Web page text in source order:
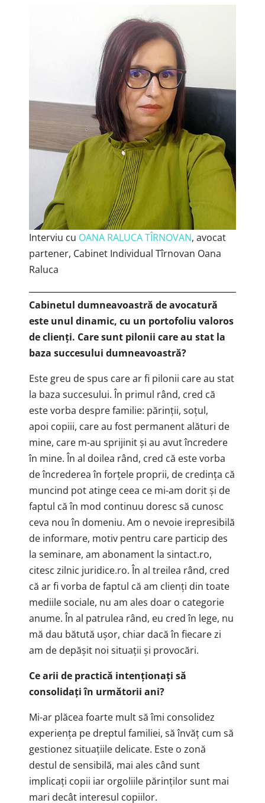
Interviu cu OANA RALUCA TÎRNOVAN, avocat
partener, Cabinet Individual Tîrnovan Oana
Raluca
Cabinetul dumneavoastră de avocatură
este unul dinamic, cu un portofoliu valoros
de clienți. Care sunt pilonii care au stat la
baza succesului dumneavoastră?
Este greu de spus care ar fi pilonii care au stat
la baza succesului. În primul rând, cred că
este vorba despre familie: părinții, soțul,
apoi copiii, care au fost permanent alături de
mine, care m-au sprijinit și au avut încredere
în mine. În al doilea rând, cred că este vorba
de încrederea în forțele proprii, de credința că
muncind pot atinge ceea ce mi-am dorit și de
faptul că în mod continuu doresc să cunosc
ceva nou în domeniu. Am o nevoie irepresibilă
de informare, motiv pentru care particip des
la seminare, am abonament la sintact.ro,
citesc zilnic juridice.ro. În al treilea rând, cred
că ar fi vorba de faptul că am clienți din toate
mediile sociale, nu am ales doar o categorie
anume. În al patrulea rând, eu cred în lege, nu
mă dau bătută ușor, chiar dacă în fiecare zi
am de depășit noi situații și provocări.
Ce arii de practică intenționați să
consolidați în următorii ani?
Mi-ar plăcea foarte mult să îmi consolidez
experiența pe dreptul familiei, să învăț cum să
gestionez situațiile delicate. Este o zonă
destul de sensibilă, mai ales când sunt
implicați copii iar orgoliile părinților sunt mai
mari decât interesul copiilor.